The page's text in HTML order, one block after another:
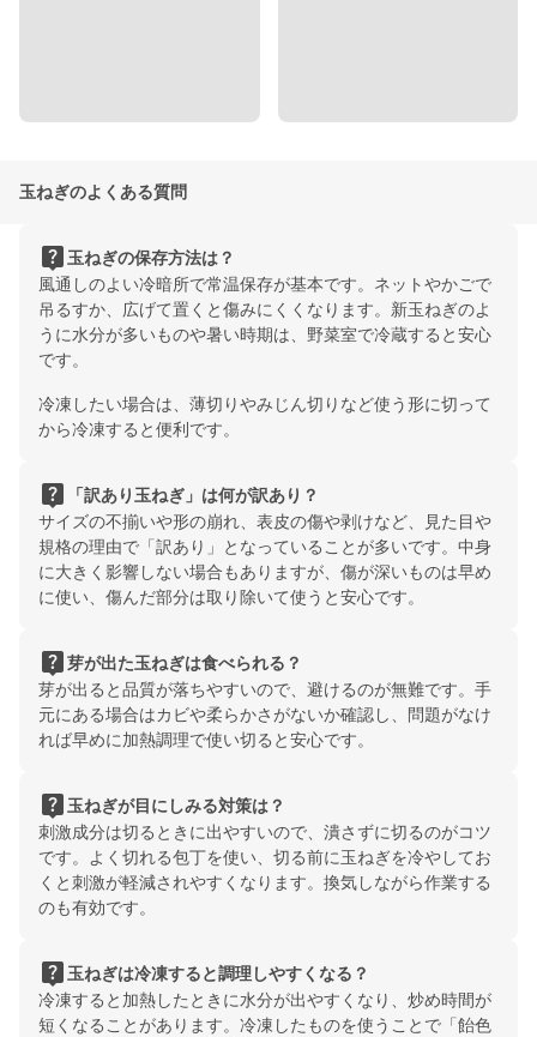
玉ねぎのよくある質問
live_help 玉ねぎの保存方法は？
風通しのよい冷暗所で常温保存が基本です。ネットやかごで
吊るすか、広げて置くと傷みにくくなります。新玉ねぎのよ
うに水分が多いものや暑い時期は、野菜室で冷蔵すると安心
です。
冷凍したい場合は、薄切りやみじん切りなど使う形に切って
から冷凍すると便利です。
live_help
「訳あり玉ねぎ」は何が訳あり？
サイズの不揃いや形の崩れ、表皮の傷や剥けなど、見た目や
規格の理由で「訳あり」となっていることが多いです。中身
に大きく影響しない場合もありますが、傷が深いものは早め
に使い、傷んだ部分は取り除いて使うと安心です。
live_help芽が出た玉ねぎは食べられる？
芽が出ると品質が落ちやすいので、避けるのが無難です。手
元にある場合はカビや柔らかさがないか確認し、問題がなけ
れば早めに加熱調理で使い切ると安心です。
live_help 玉ねぎが目にしみる対策は？
刺激成分は切るときに出やすいので、潰さずに切るのがコツ
です。よく切れる包丁を使い、切る前に玉ねぎを冷やしてお
くと刺激が軽減されやすくなります。換気しながら作業する
のも有効です。
live_help 玉ねぎは冷凍すると調理しやすくなる？
冷凍すると加熱したときに水分が出やすくなり、炒め時間が
短くなることがあります。冷凍したものを使うことで「飴色